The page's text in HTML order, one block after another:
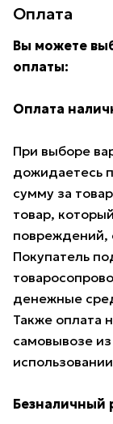
Оплата
Вы можете
оплаты:
Оплата
При выборе
дожидаетесь
сумму за
товар,
повреждений,
Покупатель
денежные
Также оплата
самовывозе
Безналичный